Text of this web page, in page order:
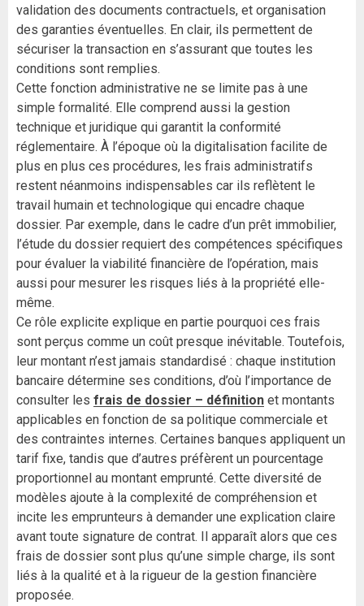
validation des documents contractuels, et organisation
des garanties éventuelles. En clair, ils permettent de
sécuriser la transaction en s’assurant que toutes les
conditions sont remplies.
Cette fonction administrative ne se limite pas à une
simple formalité. Elle comprend aussi la gestion
technique et juridique qui garantit la conformité
réglementaire. À l’époque où la digitalisation facilite de
plus en plus ces procédures, les frais administratifs
restent néanmoins indispensables car ils reflètent le
travail humain et technologique qui encadre chaque
dossier. Par exemple, dans le cadre d’un prêt immobilier,
l’étude du dossier requiert des compétences spécifiques
pour évaluer la viabilité financière de l’opération, mais
aussi pour mesurer les risques liés à la propriété elle-
même.
Ce rôle explicite explique en partie pourquoi ces frais
sont perçus comme un coût presque inévitable. Toutefois,
leur montant n’est jamais standardisé : chaque institution
bancaire détermine ses conditions, d’où l’importance de
consulter les frais de dossier – définition et montants
applicables en fonction de sa politique commerciale et
des contraintes internes. Certaines banques appliquent un
tarif fixe, tandis que d’autres préfèrent un pourcentage
proportionnel au montant emprunté. Cette diversité de
modèles ajoute à la complexité de compréhension et
incite les emprunteurs à demander une explication claire
avant toute signature de contrat. Il apparaît alors que ces
frais de dossier sont plus qu’une simple charge, ils sont
liés à la qualité et à la rigueur de la gestion financière
proposée.